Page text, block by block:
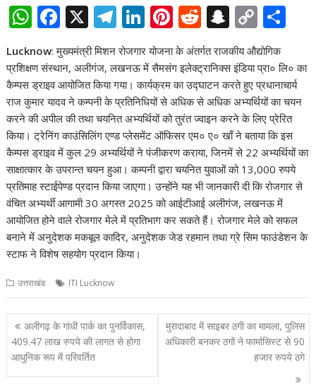
W
at
s
A
p
p
F
ac
e
b
o
o
k
X T
el
e
gr
a
m
Li
n
k
e
dI
n
Pi
nt
er
e
st
R
e
d
di
t
S
n
a
p
c
h
at
C
o
p
y
Li
n
k
ar
e
Lucknow: मुख्यमंत्री मिशन रोजगार योजना के अंतर्गत राजकीय औद्योगिक
प्रशिक्षण संस्थान, अलीगंज, लखनऊ में सैमसंग इलेक्ट्रानिक्स इंडिया प्रा० लि० का
कैम्पस ड्राइव आयोजित किया गया। कार्यक्रम का उद्घाटन करते हुए प्रधानाचार्य
राज कुमार यादव ने कम्पनी के प्रतिनिधियों से अधिक से अधिक अभ्यर्थियों का चयन
करने की अपील की तथा चयनित अभ्यर्थियों को तुरंत ज्वाइन करने के लिए प्रेरित
किया। ट्रेनिंग काउंसिलिंग एण्ड प्लेसमेंट ऑफिसर एम० ए० खाँ ने बताया कि इस
कैम्पस ड्राइव में कुल 29 अभ्यर्थियों ने पंजीकरण कराया, जिनमें से 22 अभ्यर्थियों का
साक्षात्कार के उपरान्त चयन हुआ। कम्पनी द्वारा चयनित युवाओं को 13,000 रुपये
प्रतिमाह स्टाईपेण्ड प्रदान किया जाएगा। उन्होंने यह भी जानकारी दी कि रोजगार से
वंचित अभ्यर्थी आगामी 30 अगस्त 2025 को आईटीआई अलीगंज, लखनऊ में
आयोजित होने वाले रोजगार मेले में प्रतिभाग कर सकते हैं। रोजगार मेले को सफल
बनाने में अनुदेशक मकबूल कादिर, अनुदेशक जेड रहमान तथा ग्रे सिम फाउंडेशन के
स्टाफ ने विशेष सहयोग प्रदान किया।
उत्तराखंड ITI Lucknow
Post
navigation
अलीगढ़ के गांधी पार्क का पुनर्विकास,
409.47 लाख रुपये की लागत से होगा
आधुनिक रूप में परिवर्तित
मुरादाबाद में साइबर ठगी का मामला, पुलिस
अधिकारी बनकर ठगों ने फार्मासिस्ट से 90
हजार रुपये ठगे